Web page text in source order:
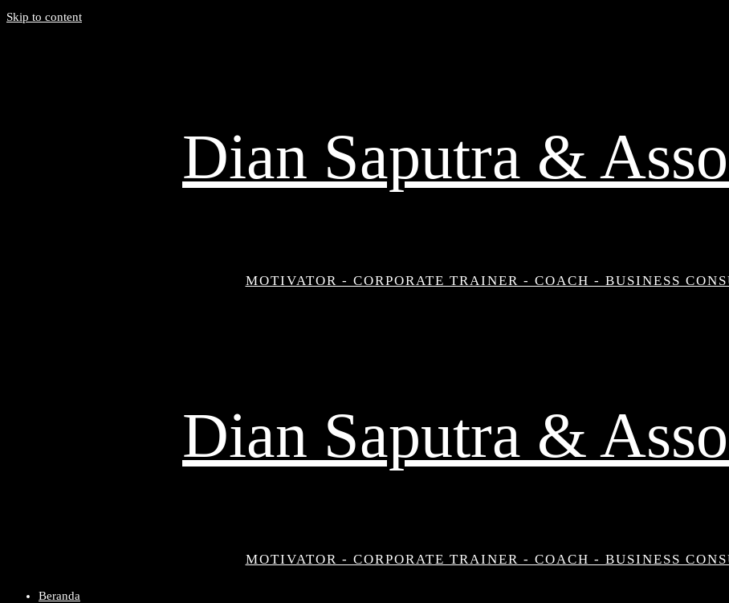
Skip to content
Dian Saputra &
MOTIVATOR - CORPORATE TRAINER - COACH - BUSINESS
Dian Saputra &
MOTIVATOR - CORPORATE TRAINER - COACH - BUSINESS
Beranda